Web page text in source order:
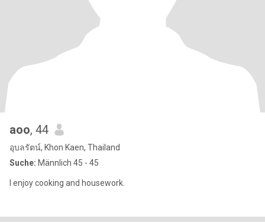
aoo, 44
อุบลรัตน์, Khon Kaen, Thailand
Suche: Männlich 45 - 45
I enjoy cooking and housework.